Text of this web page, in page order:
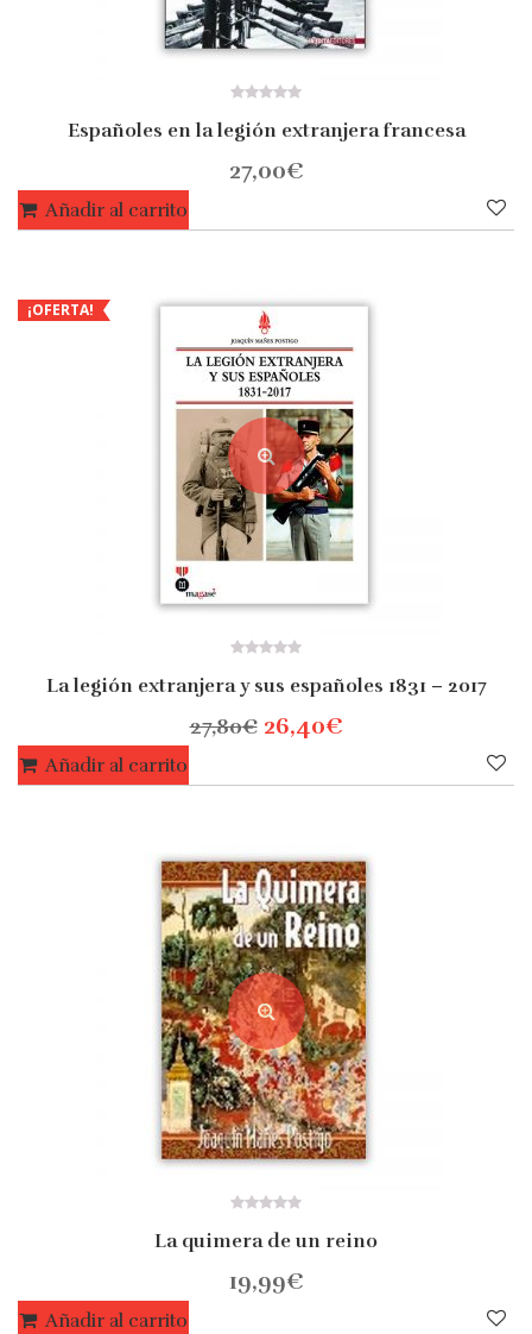
out
of
Españoles en la legión extranjera francesa
27,00€
Añadir al carrito
¡OFERTA!
out
of
La legión extranjera y sus españoles 1831 – 2017
27,80€ 26,40€
Añadir al carrito
out
La quimera de un reino
19,99€
Añadir al carrito